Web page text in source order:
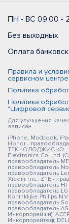
ПН - ВС 09:00 -
Без выходных
Оплата
Правила и
сервисном
Политика
Политика
"Цифровой
Для улучшения
записан
iPhone, Macbook,
Honor -
ТЕКНОЛОДЖИС КО.,
Electronics Co. Ltd.
правообладатель
правообладатель
правообладатель
Xiaomi Inc.; ZTE -
правообладатель
правообладатель
Koninklijke Philips
правообладатель
правообладатель
Инкорпорейшн);
Инкорпорейтед);